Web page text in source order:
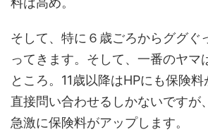
そして、特に６歳ごろからググぐ
ってきます。そして、一番のヤマ
ところ。11歳以降はHPにも保険料
直接問い合わせるしかないですが
急激に保険料がアップします。